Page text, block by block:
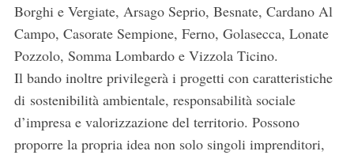
Borghi e Vergiate, Arsago Seprio, Besnate, Cardano Al
Campo, Casorate Sempione, Ferno, Golasecca, Lonate
Pozzolo, Somma Lombardo e Vizzola Ticino.
Il bando inoltre privilegerà i progetti con caratteristiche
di sostenibilità ambientale, responsabilità sociale
d’impresa e valorizzazione del territorio. Possono
proporre la propria idea non solo singoli imprenditori,